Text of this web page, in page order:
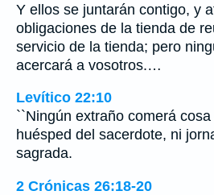
Y ellos se juntarán contigo, y
obligaciones de la tienda de
servicio de la tienda; pero
acercará a vosotros.…
Levítico 22:10
``Ningún extraño comerá
huésped del sacerdote, ni
sagrada.
2 Crónicas 26:18-20